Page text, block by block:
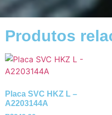
Produtos
Placa SVC HKZ L –
A2203144A